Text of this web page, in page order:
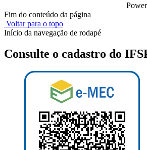
Fim do conteúdo da página
Voltar para o topo
Início da navegação de rodapé
Consulte o cadastro do